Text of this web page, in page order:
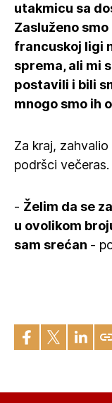
utakmicu sa
Zasluženo
francuskoj ligi
sprema, ali mi
postavili i bili
mnogo smo ih
Za kraj,
podršci večeras.
- Želim da se
u ovolikom
sam srećan -